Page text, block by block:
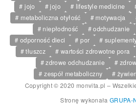
jojo
jojo lifestyle medicine
metaboliczna otyłość
motywacja
niepłodność
odchudzanie
odporność dieci
por
tłuszcz
wartości zdrowotne pora
zdrowe odchudzanie
zespół metaboliczny
Copyright © 2020 monvita.pl –
Stronę wykonałaGRUPA-